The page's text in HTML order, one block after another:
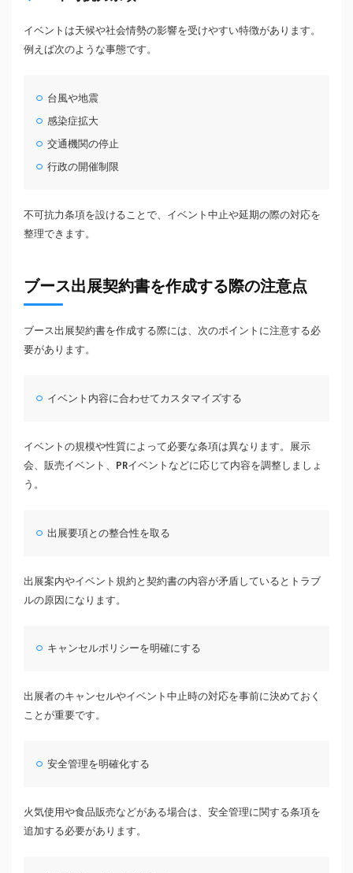
イベントは天候や社会情勢の影響を受けやすい特徴があります。
例えば次のような事態です。
台風や地震
感染症拡大
交通機関の停止
行政の開催制限
不可抗力条項を設けることで、イベント中止や延期の際の対応を
整理できます。
ブース出展契約書を作成する際の注意点
ブース出展契約書を作成する際には、次のポイントに注意する必
要があります。
イベント内容に合わせてカスタマイズする
イベントの規模や性質によって必要な条項は異なります。展示
会、販売イベント、PRイベントなどに応じて内容を調整しましょ
う。
出展要項との整合性を取る
出展案内やイベント規約と契約書の内容が矛盾しているとトラブ
ルの原因になります。
キャンセルポリシーを明確にする
出展者のキャンセルやイベント中止時の対応を事前に決めておく
ことが重要です。
安全管理を明確化する
火気使用や食品販売などがある場合は、安全管理に関する条項を
追加する必要があります。